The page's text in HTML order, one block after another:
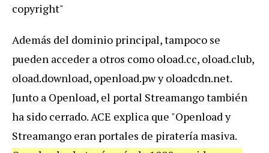
copyright"
Además del dominio principal, tampoco se
pueden acceder a otros como oload.cc, oload.club,
oload.download, openload.pw y oloadcdn.net.
Junto a Openload, el portal Streamango también
ha sido cerrado. ACE explica que "Openload y
Streamango eran portales de piratería masiva.